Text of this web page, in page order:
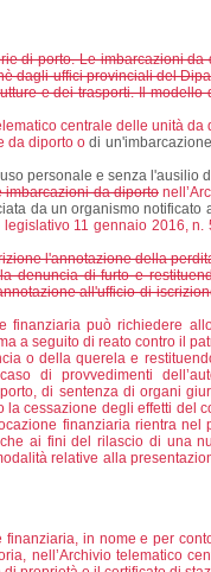
di porto. Le imbarcazioni
dagli uffici provinciali del
e dei trasporti. Il
centrale delle unità da
da diporto o di
personale e senza l'ausilio
imbarcazioni da diporto
da un organismo notificato
legislativo 11 gennaio 2016,
l'annotazione della
denuncia di furto e
all'ufficio di
finanziaria può richiedere
a seguito di reato contro il
o della querela e
di provvedimenti
di sentenza di organi
cessazione degli effetti del
finanziaria rientra nel
ai fini del rilascio di una
relative alla
in nome e per
nell’Archivio telematico